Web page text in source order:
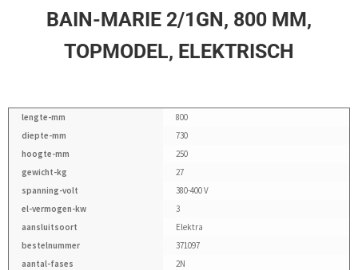
BAIN-MARIE 2/1GN, 800 MM,
TOPMODEL, ELEKTRISCH
lengte-mm
800
diepte-mm
730
hoogte-mm
250
gewicht-kg
27
spanning-volt
380-400 V
el-vermogen-kw
3
aansluitsoort
Elektra
bestelnummer
371097
aantal-fases
2N